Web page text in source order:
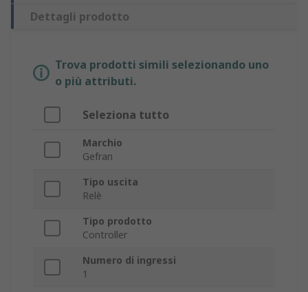
Dettagli prodotto
Trova prodotti simili selezionando uno
o più attributi.
Seleziona tutto
Marchio
Gefran
Tipo uscita
Relè
Tipo prodotto
Controller
Numero di ingressi
1